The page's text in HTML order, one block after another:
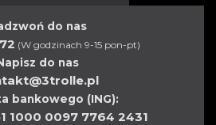
do nas
(W godzinach 9-15 pon-pt)
do nas
bankowego (ING):
1000 0097 7764 2431